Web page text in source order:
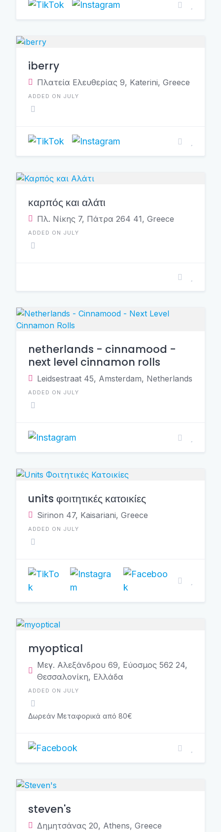
iberry
Πλατεία Ελευθερίας 9, Katerini, Greece
ADDED ON JULY
καρπός και αλάτι
Πλ. Νίκης 7, Πάτρα 264 41, Greece
ADDED ON JULY
netherlands - cinnamood -
next level cinnamon rolls
Leidsestraat 45, Amsterdam, Netherlands
ADDED ON JULY
units φοιτητικές κατοικίες
Sirinon 47, Kaisariani, Greece
ADDED ON JULY
myoptical
Μεγ. Αλεξάνδρου 69, Εύοσμος 562 24,
Θεσσαλονίκη, Ελλάδα
ADDED ON JULY
Δωρεάν Μεταφορικά από 80€
steven's
Δημητσάνας 20, Athens, Greece